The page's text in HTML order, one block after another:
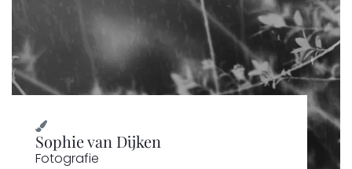
Sophie van Dijken
Fotografie